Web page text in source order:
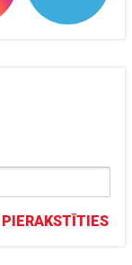
PIERAKSTĪTIES